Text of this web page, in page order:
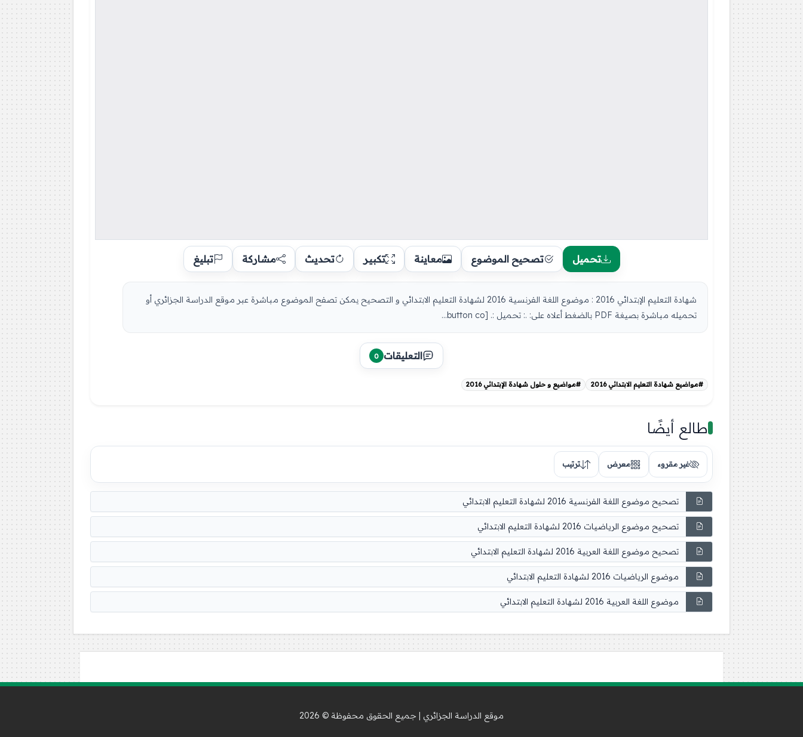
تحميل تصحيح الموضوع معاينة تكبير تحديث مشاركة تبليغ
شهادة التعليم الإبتدائي 2016 : موضوع اللغة الفرنسية 2016 لشهادة التعليم الابتدائي و التصحيح يمكن تصفح الموضوع مباشرة عبر موقع الدراسة الجزائري أو
تحميله مباشرة بصيغة PDF بالضغط أعلاه على: .: تحميل :. [button co...
التعليقات 0
#مواضيع شهادة التعليم الابتدائي 2016 #مواضيع و حلول شهادة الإبتدائي 2016
طالع أيضًا
غير مقروء معرض ترتيب
تصحيح موضوع اللغة الفرنسية 2016 لشهادة التعليم الابتدائي
تصحيح موضوع الرياضيات 2016 لشهادة التعليم الابتدائي
تصحيح موضوع اللغة العربية 2016 لشهادة التعليم الابتدائي
موضوع الرياضيات 2016 لشهادة التعليم الابتدائي
موضوع اللغة العربية 2016 لشهادة التعليم الابتدائي
موقع الدراسة الجزائري | جميع الحقوق محفوظة © 2026